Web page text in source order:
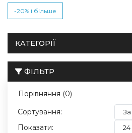
-20% і більше
КАТЕГОРІЇ
ФІЛЬТР
Порівняння (0)
Сортування:
Показати: